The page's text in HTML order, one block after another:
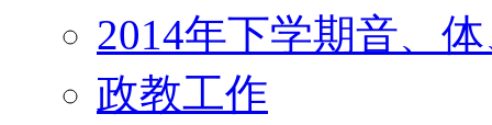
2014年下学期音、
政教工作